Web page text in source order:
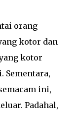
orang
kotor dan
kotor
Sementara,
ini,
Padahal,